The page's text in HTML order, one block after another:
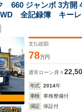
660 ジャンボ 3方
全記録簿 キーレ
フルセグTV 社
ッドライト タイミ
支払総額
78万円
通常ローン 月々
年式 2014年
車検
車検整備付
保証
保証付